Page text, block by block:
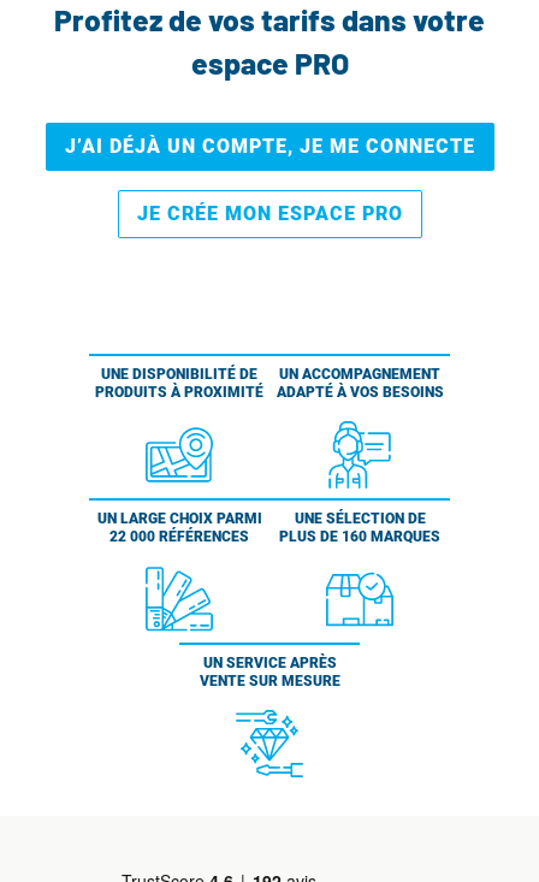
Profitez de vos tarifs dans votre
espace PRO
J’AI DÉJÀ UN COMPTE, JE ME CONNECTE
JE CRÉE MON ESPACE PRO
UNE DISPONIBILITÉ DE
PRODUITS À PROXIMITÉ
UN ACCOMPAGNEMENT
ADAPTÉ À VOS BESOINS
UN LARGE CHOIX PARMI
22 000 RÉFÉRENCES
UNE SÉLECTION DE
PLUS DE 160 MARQUES
UN SERVICE APRÈS
VENTE SUR MESURE